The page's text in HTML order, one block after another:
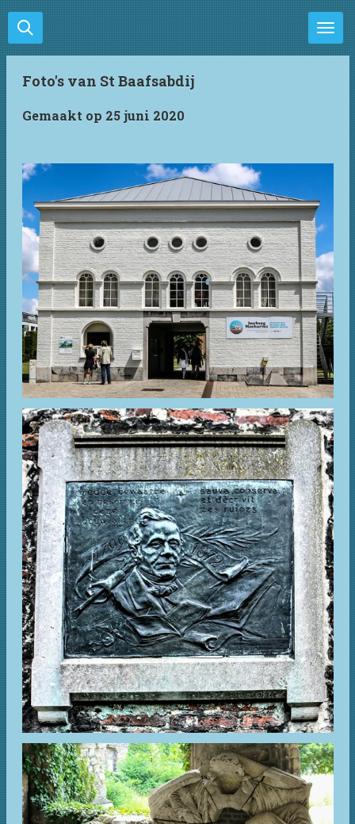
Ga
direct
naar
hoofdinhoud
Foto's van St Baafsabdij
Gemaakt op 25 juni 2020